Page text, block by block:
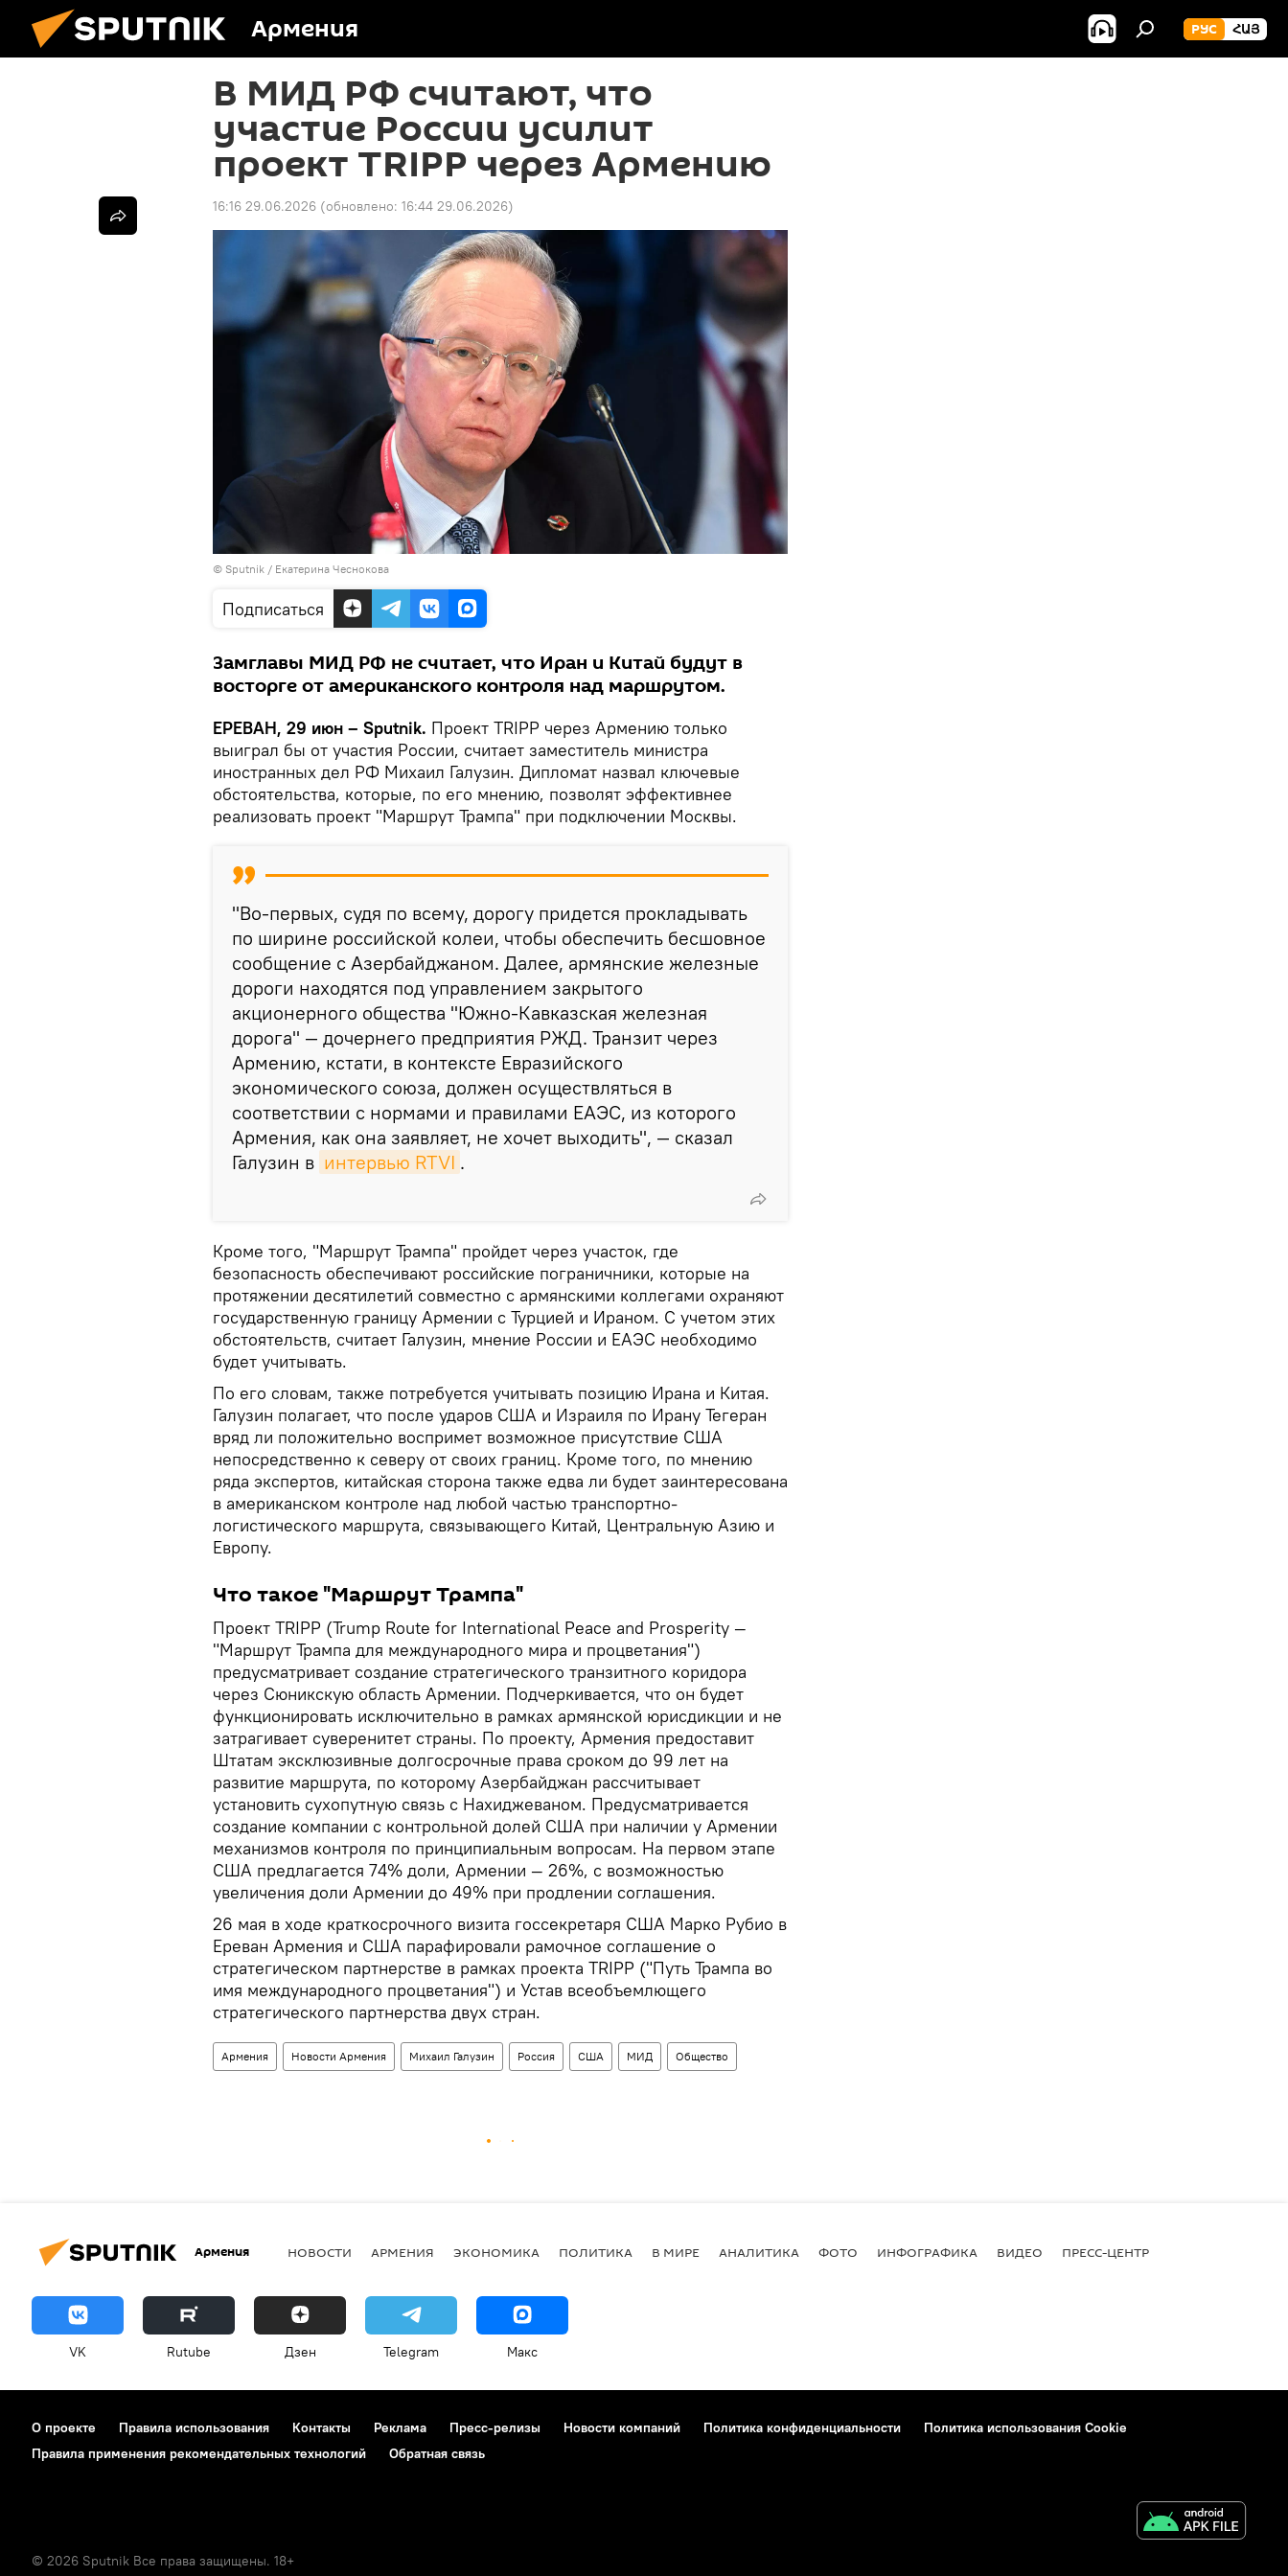
Армения РУС ՀԱՅ
В МИД РФ считают, что
участие России усилит
проект TRIPP через Армению
16:16 29.06.2026 (обновлено: 16:44 29.06.2026)
© Sputnik / Екатерина Чеснокова
Подписаться
Замглавы МИД РФ не считает, что Иран и Китай будут в
восторге от американского контроля над маршрутом.
ЕРЕВАН, 29 июн – Sputnik. Проект TRIPP через Армению только
выиграл бы от участия России, считает заместитель министра
иностранных дел РФ Михаил Галузин. Дипломат назвал ключевые
обстоятельства, которые, по его мнению, позволят эффективнее
реализовать проект "Маршрут Трампа" при подключении Москвы.
"Во-первых, судя по всему, дорогу придется прокладывать
по ширине российской колеи, чтобы обеспечить бесшовное
сообщение с Азербайджаном. Далее, армянские железные
дороги находятся под управлением закрытого
акционерного общества "Южно-Кавказская железная
дорога" — дочернего предприятия РЖД. Транзит через
Армению, кстати, в контексте Евразийского
экономического союза, должен осуществляться в
соответствии с нормами и правилами ЕАЭС, из которого
Армения, как она заявляет, не хочет выходить", — сказал
Галузин в интервью RTVI .
Кроме того, "Маршрут Трампа" пройдет через участок, где
безопасность обеспечивают российские пограничники, которые на
протяжении десятилетий совместно с армянскими коллегами охраняют
государственную границу Армении с Турцией и Ираном. С учетом этих
обстоятельств, считает Галузин, мнение России и ЕАЭС необходимо
будет учитывать.
По его словам, также потребуется учитывать позицию Ирана и Китая.
Галузин полагает, что после ударов США и Израиля по Ирану Тегеран
вряд ли положительно воспримет возможное присутствие США
непосредственно к северу от своих границ. Кроме того, по мнению
ряда экспертов, китайская сторона также едва ли будет заинтересована
в американском контроле над любой частью транспортно-
логистического маршрута, связывающего Китай, Центральную Азию и
Европу.
Что такое "Маршрут Трампа"
Проект TRIPP (Trump Route for International Peace and Prosperity —
"Маршрут Трампа для международного мира и процветания")
предусматривает создание стратегического транзитного коридора
через Сюникскую область Армении. Подчеркивается, что он будет
функционировать исключительно в рамках армянской юрисдикции и не
затрагивает суверенитет страны. По проекту, Армения предоставит
Штатам эксклюзивные долгосрочные права сроком до 99 лет на
развитие маршрута, по которому Азербайджан рассчитывает
установить сухопутную связь с Нахиджеваном. Предусматривается
создание компании с контрольной долей США при наличии у Армении
механизмов контроля по принципиальным вопросам. На первом этапе
США предлагается 74% доли, Армении — 26%, с возможностью
увеличения доли Армении до 49% при продлении соглашения.
26 мая в ходе краткосрочного визита госсекретаря США Марко Рубио в
Ереван Армения и США парафировали рамочное соглашение о
стратегическом партнерстве в рамках проекта TRIPP ("Путь Трампа во
имя международного процветания") и Устав всеобъемлющего
стратегического партнерства двух стран.
Армения Новости Армения Михаил Галузин Россия США МИД Общество
Армения НОВОСТИ АРМЕНИЯ ЭКОНОМИКА ПОЛИТИКА В МИРЕ АНАЛИТИКА ФОТО ИНФОГРАФИКА ВИДЕО ПРЕСС-ЦЕНТР
VK Rutube Дзен Telegram Макс
О проекте Правила использования Контакты Реклама Пресс-релизы Новости компаний Политика конфиденциальности
Политика использования Cookie
Правила применения рекомендательных технологий
Обратная связь
© 2026 Sputnik Все права защищены. 18+